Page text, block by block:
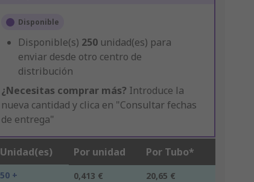
Disponible
Disponible(s) 250 unidad(es) para
enviar desde otro centro de
distribución
¿Necesitas comprar más? Introduce la
nueva cantidad y clica en "Consultar fechas
de entrega"
Unidad(es) Por unidad Por Tubo*
50 + 0,413 € 20,65 €